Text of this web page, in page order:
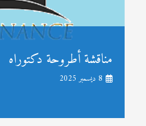
مناقشة أطروحة دكتوراه
8 ديسمبر 2025